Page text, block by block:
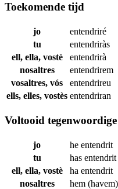
Toekomende tijd
jo
entendriré
tu
entendriràs
ell, ella, vostè
entendrirà
nosaltres
entendrirem
vosaltres, vós
entendrireu
ells, elles, vostès entendriran
Voltooid
jo he entendrit
tu
has entendrit
ell, ella, vostè
ha entendrit
nosaltres
hem (havem)